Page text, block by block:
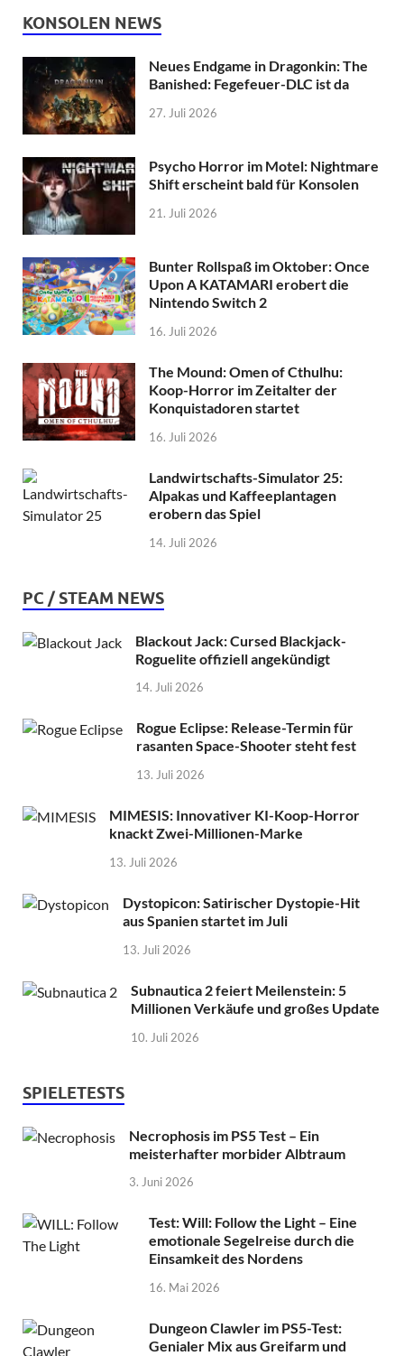
KONSOLEN NEWS
Neues Endgame in Dragonkin: The
Banished: Fegefeuer-DLC ist da
27. Juli 2026
Psycho Horror im Motel: Nightmare
Shift erscheint bald für Konsolen
21. Juli 2026
Bunter Rollspaß im Oktober: Once
Upon A KATAMARI erobert die
Nintendo Switch 2
16. Juli 2026
The Mound: Omen of Cthulhu:
Koop-Horror im Zeitalter der
Konquistadoren startet
16. Juli 2026
Landwirtschafts-Simulator 25:
Alpakas und Kaffeeplantagen
erobern das Spiel
14. Juli 2026
PC / STEAM NEWS
Blackout Jack: Cursed Blackjack-
Roguelite offiziell angekündigt
14. Juli 2026
Rogue Eclipse: Release-Termin für
rasanten Space-Shooter steht fest
13. Juli 2026
MIMESIS: Innovativer KI-Koop-Horror
knackt Zwei-Millionen-Marke
13. Juli 2026
Dystopicon: Satirischer Dystopie-Hit
aus Spanien startet im Juli
13. Juli 2026
Subnautica 2 feiert Meilenstein: 5
Millionen Verkäufe und großes Update
10. Juli 2026
SPIELETESTS
Necrophosis im PS5 Test – Ein
meisterhafter morbider Albtraum
3. Juni 2026
Test: Will: Follow the Light – Eine
emotionale Segelreise durch die
Einsamkeit des Nordens
16. Mai 2026
Dungeon Clawler im PS5-Test:
Genialer Mix aus Greifarm und